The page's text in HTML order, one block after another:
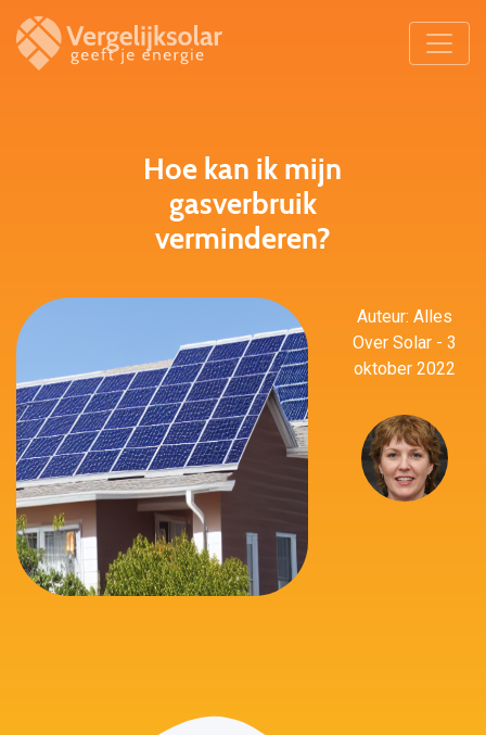
Hoe kan ik mijn
gasverbruik
verminderen?
Auteur: Alles
Over Solar - 3
oktober 2022